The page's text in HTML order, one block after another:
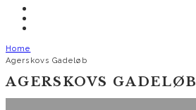
Home
Agerskovs Gadeløb
AGERSKOVS GADELØB